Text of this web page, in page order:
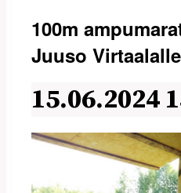
100m
Juuso Virtaalalle
15.06.2024